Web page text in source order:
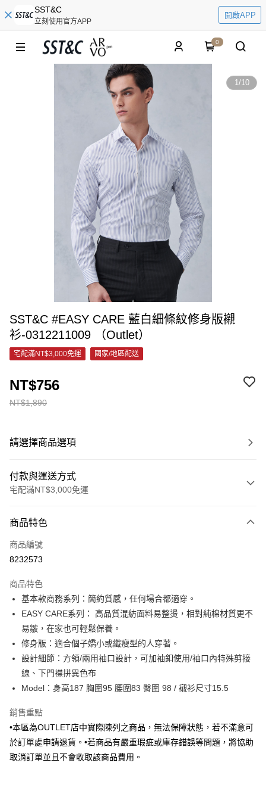
SST&C
立刻使用官方APP
開啟APP
0
1/10
SST&C #EASY CARE 藍白細條紋修身版襯
衫-0312211009 （Outlet）
宅配滿NT$3,000免運 國家/地區配送
NT$1,890
NT$756
請選擇商品選項
付款與運送方式
宅配滿NT$3,000免運
信用卡一次付款
信用卡分期付款
合作金庫商業銀行
華南商業銀行
彰化商業銀行
上海商業儲蓄銀行
台北富邦商業銀行
國泰世華商業銀行
臺灣中小企業銀行
台中商業銀行
匯豐（台灣）商業銀行
華泰商業銀行
聯邦商業銀行
遠東國際商業銀行
元大商業銀行
玉山商業銀行
星展（台灣）商業銀行
台灣樂天信用卡公司
6 期 0 利率 每期
彰化商業銀行
上海商業儲蓄銀行
國泰世華商業銀行
兆豐國際商業銀行
臺灣中小企業銀行
台中商業銀行
匯豐（台灣）商業銀行
聯邦商業銀行
遠東國際商業銀行
元大商業銀行
永豐商業銀行
玉山商業銀行
台灣樂天信用卡公司
LINE Pay
Apple Pay
街口支付
悠遊付
AFTEE先享後付
相關說明
商品特色
商品編號
8232573
商品特色
基本款商務系列：簡約質感，任何場合都適穿。
EASY CARE系列： 高品質混紡面料易整燙，相對純棉材質更不
易皺，在家也可輕鬆保養。
修身版：適合個子嬌小或纖瘦型的人穿著。
設計細節：方領/兩用袖口設計，可加袖釦使用/袖口內特殊剪接
線、下門襟拼異色布
Model：身高187 胸圍95 腰圍83 臀圍 98 / 襯衫尺寸15.5
銷售重點
•本區為OUTLET店中實際陳列之商品，無法保障狀態，若不滿意可
於訂單處申請退貨。•若商品有嚴重瑕疵或庫存錯誤等問題，將協助
取消訂單並且不會收取該商品費用。